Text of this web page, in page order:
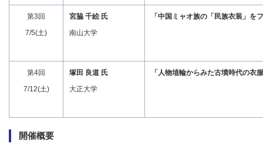
第3回
7/5(土)
宮脇 千絵 氏
南山大学
「中国ミャオ族の「民族衣装」を
第4回
7/12(土)
塚田 良道 氏
大正大学
「人物埴輪からみた古墳時代の衣
開催概要